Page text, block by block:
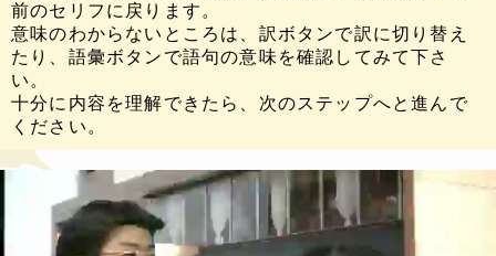
前のセリフに戻ります。
意味のわからないところは、訳ボタンで訳に切り替え
たり、語彙ボタンで語句の意味を確認してみて下さ
い。
十分に内容を理解できたら、次のステップへと進んで
ください。